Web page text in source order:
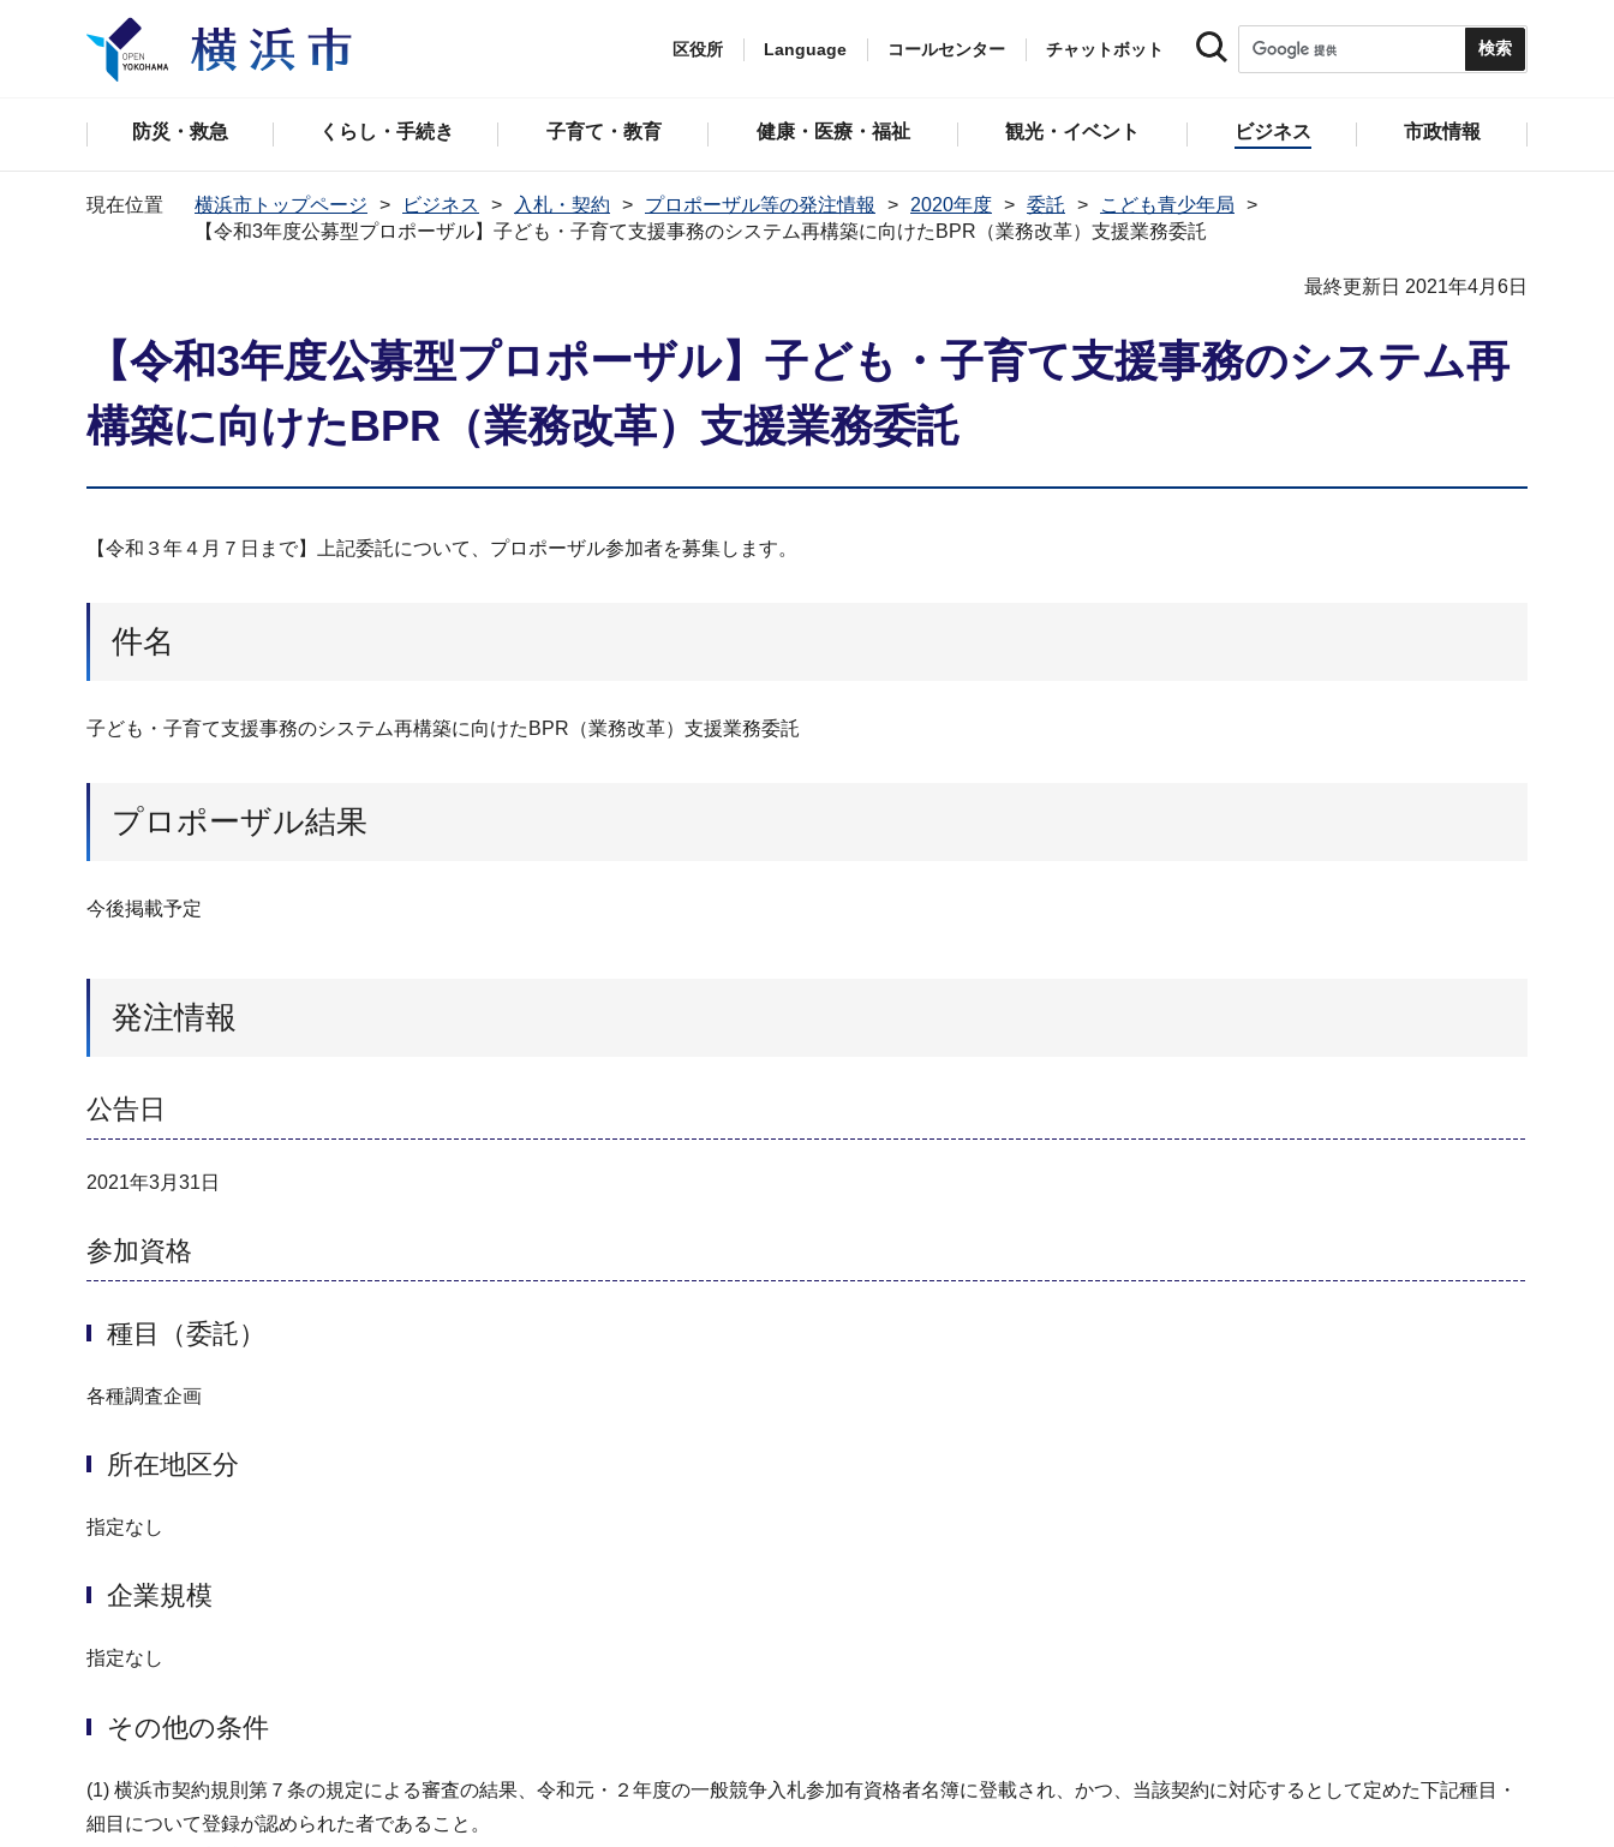
区役所 Language コールセンター チャットボット
防災・救急 くらし・手続き 子育て・教育 健康・医療・福祉 観光・イベント ビジネス 市政情報
現在位置 横浜市トップページ ビジネス 入札・契約 プロポーザル等の発注情報 2020年度 委託
こども青少年局
【令和3年度公募型プロポーザル】子ども・子育て支援事務のシステム再構築に向けたBPR（業務改革）支援業務委託
最終更新日 2021年4月6日
【令和3年度公募型プロポーザル】子ども・子育て支援事務のシステム再
構築に向けたBPR（業務改革）支援業務委託
【令和３年４月７日まで】上記委託について、プロポーザル参加者を募集します。
件名
子ども・子育て支援事務のシステム再構築に向けたBPR（業務改革）支援業務委託
プロポーザル結果
今後掲載予定
発注情報
公告日
2021年3月31日
参加資格
種目（委託）
各種調査企画
所在地区分
指定なし
企業規模
指定なし
その他の条件
(1) 横浜市契約規則第７条の規定による審査の結果、令和元・２年度の一般競争入札参加有資格者名簿に登載され、かつ、当該契約に対応するとして定めた下記種目・
細目について登録が認められた者であること。